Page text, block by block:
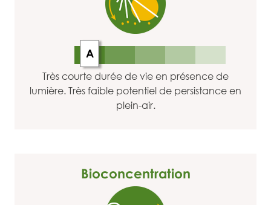
A
Très courte durée de vie en présence de
lumière. Très faible potentiel de persistance en
plein-air.
Bioconcentration